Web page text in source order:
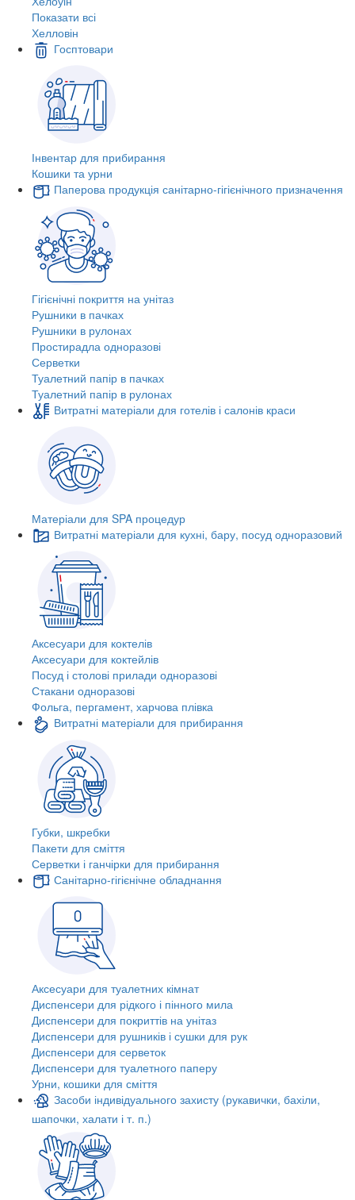
Показати всі
Хелловін
Госптовари
Інвентар для прибирання
Кошики та урни
Паперова продукція санітарно-гігієнічного призначення
Гігієнічні покриття на унітаз
Рушники в пачках
Рушники в рулонах
Простирадла одноразові
Серветки
Туалетний папір в пачках
Туалетний папір в рулонах
Витратні матеріали для готелів і салонів краси
Матеріали для SPA процедур
Витратні матеріали для кухні, бару, посуд одноразовий
Аксесуари для коктелів
Аксесуари для коктейлів
Посуд і столові прилади одноразові
Стакани одноразові
Фольга, пергамент, харчова плівка
Витратні матеріали для прибирання
Губки, шкребки
Пакети для сміття
Серветки і ганчірки для прибирання
Санітарно-гігієнічне обладнання
Аксесуари для туалетних кімнат
Диспенсери для рідкого і пінного мила
Диспенсери для покриттів на унітаз
Диспенсери для рушників і сушки для рук
Диспенсери для серветок
Диспенсери для туалетного паперу
Урни, кошики для сміття
Засоби індивідуального захисту (рукавички, бахіли,
шапочки, халати і т. п.)